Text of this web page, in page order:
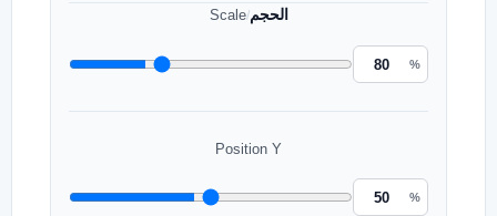
Scale/الحجم
%
Position Y
%